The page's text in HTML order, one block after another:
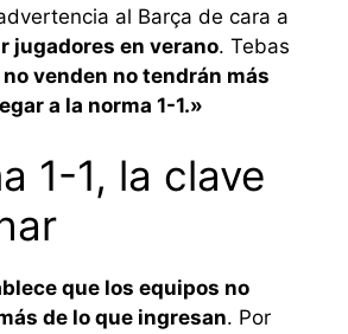
al Barça de cara a
jugadores en verano. Tebas
venden no tendrán más
a la norma 1-1.»
1-1, la clave
que los equipos no
de lo que ingresan. Por